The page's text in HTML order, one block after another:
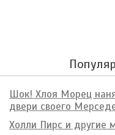
Шок! Хлоя Морец
двери своего
Холли Пирс и другие